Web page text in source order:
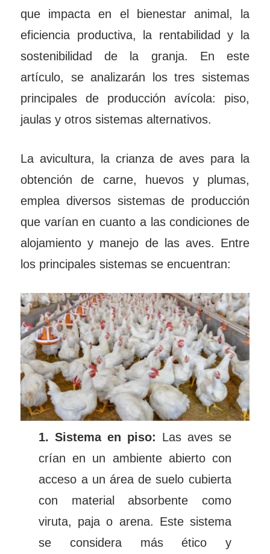
que impacta en el bienestar animal, la
eficiencia productiva, la rentabilidad y la
sostenibilidad de la granja. En este
artículo, se analizarán los tres sistemas
principales de producción avícola: piso,
jaulas y otros sistemas alternativos.
La avicultura, la crianza de aves para la
obtención de carne, huevos y plumas,
emplea diversos sistemas de producción
que varían en cuanto a las condiciones de
alojamiento y manejo de las aves. Entre
los principales sistemas se encuentran:
1. Sistema en piso: Las aves se
crían en un ambiente abierto con
acceso a un área de suelo cubierta
con material absorbente como
viruta, paja o arena. Este sistema
se considera más ético y